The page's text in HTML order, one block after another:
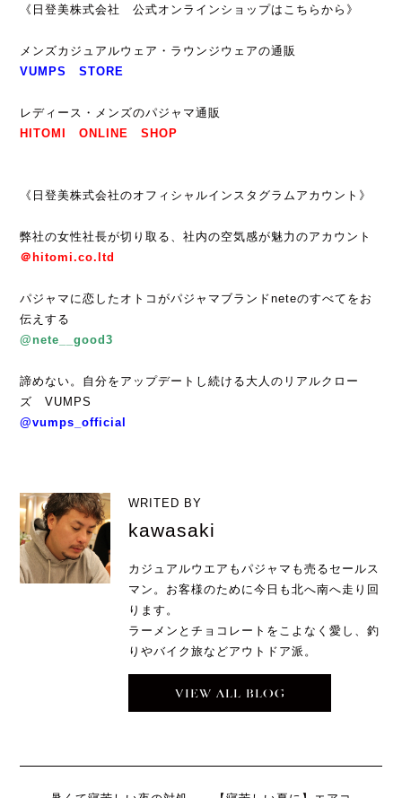
《日登美株式会社 公式オンラインショップはこちらから》
メンズカジュアルウェア・ラウンジウェアの通販
VUMPS STORE
レディース・メンズのパジャマ通販
HITOMI ONLINE SHOP
《日登美株式会社のオフィシャルインスタグラムアカウント》
弊社の女性社長が切り取る、社内の空気感が魅力のアカウント
＠hitomi.co.ltd
パジャマに恋したオトコがパジャマブランドneteのすべてをお
伝えする
@nete__good3
諦めない。自分をアップデートし続ける大人のリアルクロー
ズ VUMPS
@vumps_official
WRITED BY
kawasaki
カジュアルウエアもパジャマも売るセールス
マン。お客様のために今日も北へ南へ走り回
ります。
ラーメンとチョコレートをこよなく愛し、釣
りやバイク旅などアウトドア派。
VIEW ALL BLOG